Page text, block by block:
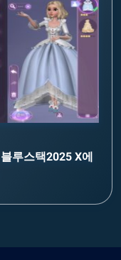
루스택2025 X에